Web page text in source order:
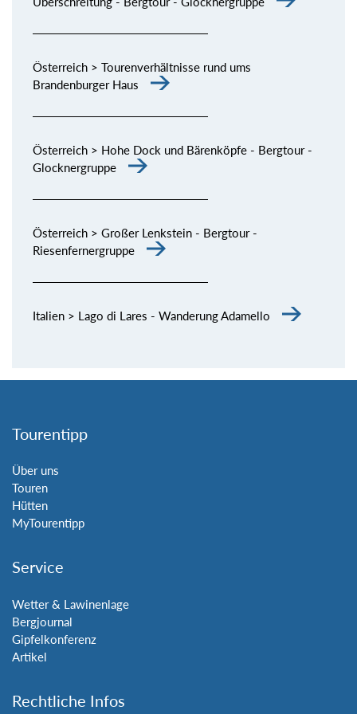
Österreich > Tourenverhältnisse rund ums
Brandenburger Haus
Österreich > Hohe Dock und Bärenköpfe - Bergtour -
Glocknergruppe
Österreich > Großer Lenkstein - Bergtour -
Riesenfernergruppe
Italien > Lago di Lares - Wanderung Adamello
Tourentipp
Über uns
Touren
Hütten
MyTourentipp
Service
Wetter & Lawinenlage
Bergjournal
Gipfelkonferenz
Artikel
Rechtliche Infos